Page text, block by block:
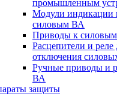
промышленным
Модули индикации
силовым ВА
Приводы к
Расцепители и
отключения
Ручные приводы и
ВА
защиты